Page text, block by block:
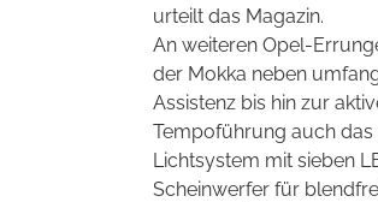
urteilt das Magazin.
An weiteren Opel-
der Mokka neben
Assistenz bis hin zur
Tempoführung auch das
Lichtsystem mit sieben
Scheinwerfer für